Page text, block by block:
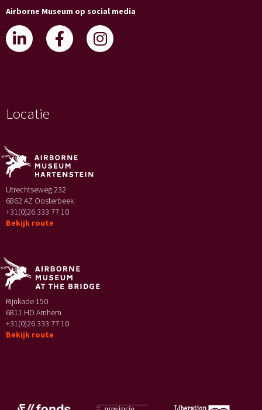
Airborne Museum op social media
Locatie
Utrechtseweg 232
6862 AZ Oosterbeek
+31(0)26 333 77 10
Bekijk route
Rijnkade 150
6811 HD Arnhem
+31(0)26 333 77 10
Bekijk route